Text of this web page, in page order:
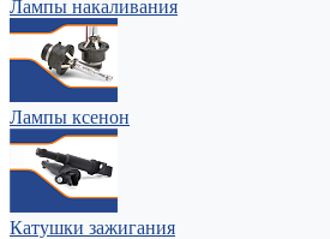
Лампы накаливания
Лампы ксенон
Катушки зажигания